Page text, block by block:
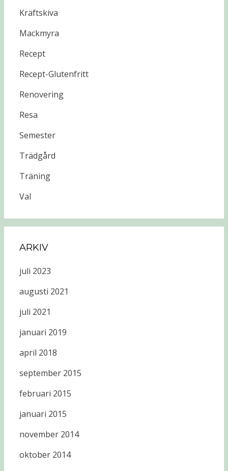
Kräftskiva
Mackmyra
Recept
Recept-Glutenfritt
Renovering
Resa
Semester
Trädgård
Träning
Val
ARKIV
juli 2023
augusti 2021
juli 2021
januari 2019
april 2018
september 2015
februari 2015
januari 2015
november 2014
oktober 2014